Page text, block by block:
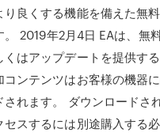
良くする機能を備えた無
。 2019年2月4日 EAは、無
くはアップデートを提供す
コンテンツはお客様の機器
れます。 ダウンロードさ
セスするには別途購入する